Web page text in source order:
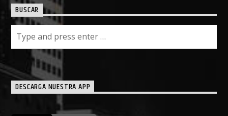
BUSCAR
DESCARGA NUESTRA APP